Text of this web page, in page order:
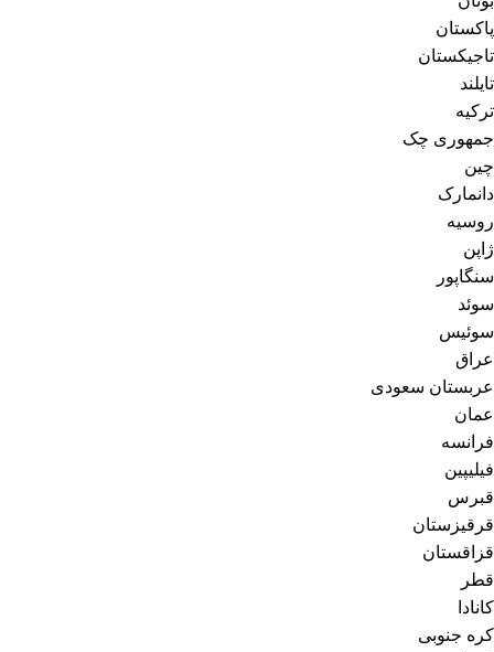
پاکستان
تاجیکستان
تایلند
ترکیه
جمهوری چک
چین
دانمارک
روسیه
ژاپن
سنگاپور
سوئد
سوئیس
عراق
عربستان سعودی
عمان
فرانسه
فیلیپین
قبرس
قرقیزستان
قزاقستان
قطر
کانادا
کره جنوبی